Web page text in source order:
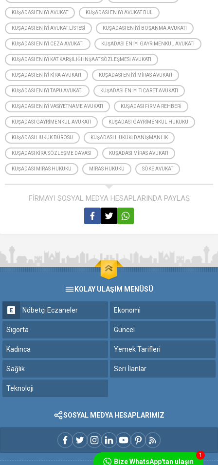
KUŞADASI EN IYI AVUKAT KUŞADASI EN IYI AVUKAT BUL
KUŞADASI EN IYI AVUKAT LISTESI KUŞADASI EN IYI BOŞANMA AVUKATI
KUŞADASI EN IYI CEZA AVUKATI KUŞADASI EN IYI GAYRIMENKUL AVUKATI
KUŞADASI EN IYI KAT KARŞILIĞI INŞAAT SÖZLEŞMESI AVUKATI
KUŞADASI EN IYI KIRA AVUKATI KUŞADASI EN IYI MIRAS AVUKATI
KUŞADASI EN IYI TAPU AVUKATI KUŞADASI EN IYI TICARET AVUKATI
KUŞADASI EN IYI VASIYETNAME AVUKATI KUŞADASI FIRMA REHBERI
KUŞADASI GAYRIMENKUL AVUKATI KUŞADASI GAYRIMENKUL HUKUKU
KUŞADASI HUKUK BÜROSU KUŞADASI HUKUKI DANIŞMANLIK
KUŞADASI KIRA SÖZLEŞME DAVASI KUŞADASI MIRAS AVUKATI
KUŞADASI MIRAS HUKUKU MIRAS HUKUKU SÖKE AVUKAT
FİRMAYI SOSYAL MEDYA HESAPLARINDA PAYLAŞ
KOLAY ULAŞIM MENÜSÜ
Nöbetçi Eczaneler Ekonomi
Sigorta Güncel
Kadınca Yemek Tarifleri
Sağlık Seri İlanlar
Teknoloji
SOSYAL MEDYA HESAPLARIMIZ
Bize WhatsApp'tan ulaşın
1